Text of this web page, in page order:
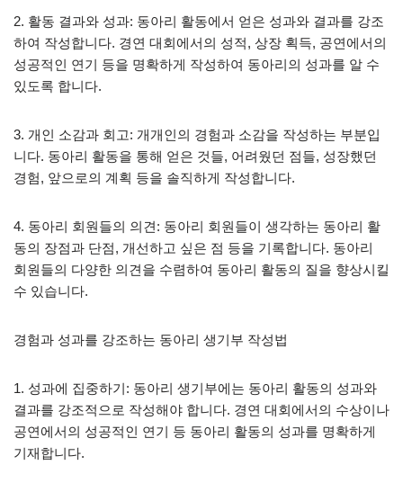
2. 활동 결과와 성과: 동아리 활동에서 얻은 성과와 결과를 강조
하여 작성합니다. 경연 대회에서의 성적, 상장 획득, 공연에서의
성공적인 연기 등을 명확하게 작성하여 동아리의 성과를 알 수
있도록 합니다.
3. 개인 소감과 회고: 개개인의 경험과 소감을 작성하는 부분입
니다. 동아리 활동을 통해 얻은 것들, 어려웠던 점들, 성장했던
경험, 앞으로의 계획 등을 솔직하게 작성합니다.
4. 동아리 회원들의 의견: 동아리 회원들이 생각하는 동아리 활
동의 장점과 단점, 개선하고 싶은 점 등을 기록합니다. 동아리
회원들의 다양한 의견을 수렴하여 동아리 활동의 질을 향상시킬
수 있습니다.
경험과 성과를 강조하는 동아리 생기부 작성법
1. 성과에 집중하기: 동아리 생기부에는 동아리 활동의 성과와
결과를 강조적으로 작성해야 합니다. 경연 대회에서의 수상이나
공연에서의 성공적인 연기 등 동아리 활동의 성과를 명확하게
기재합니다.